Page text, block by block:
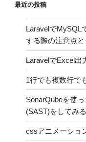
最近の投稿
LaravelでMySQL
する際の注意点
LaravelでExcel出
1行でも複数行で
SonarQubeを使
(SAST)をしてみる
cssアニメーショ